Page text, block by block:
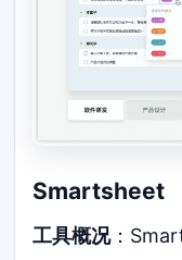
Smartsheet
工具概况：